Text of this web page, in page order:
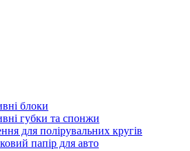
блоки
губки та спонжи
для полірувальних кругів
папір для авто